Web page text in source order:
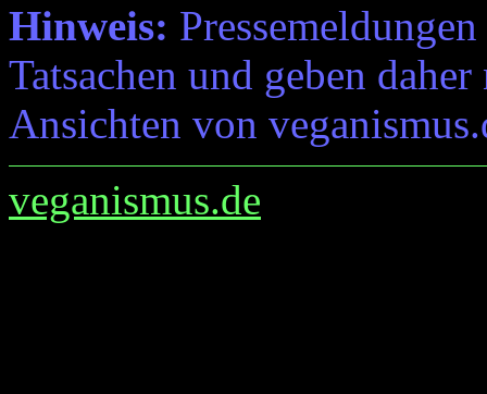
Hinweis:
Tatsachen und geben
Ansichten von
veganismus.de